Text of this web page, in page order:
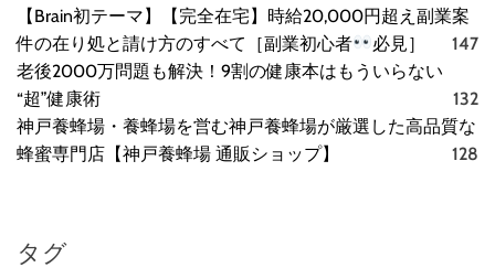
【Brain初テーマ】【完全在宅】時給20,000円超え副業案
件の在り処と請け方のすべて［副業初心者
必見］
147
老後2000万問題も解決！9割の健康本はもういらない
“超”健康術
132
神戸養蜂場・養蜂場を営む神戸養蜂場が厳選した高品質な
蜂蜜専門店【神戸養蜂場 通販ショップ】
128
タグ